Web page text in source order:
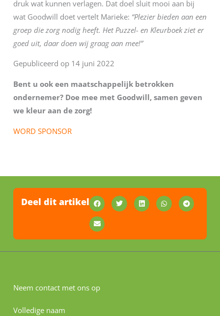
druk wat kunnen verlagen. Dat doel sluit mooi aan bij
wat Goodwill doet vertelt Marieke: “Plezier bieden aan een
groep die zorg nodig heeft. Het Puzzel- en Kleurboek ziet er
goed uit, daar doen wij graag aan mee!”
Gepubliceerd op 14 juni 2022
Bent u ook een maatschappelijk betrokken
ondernemer? Doe mee met Goodwill, samen geven
we kleur aan de zorg!
WORD SPONSOR
Deel dit artikel
Neem contact met ons op
Volledige naam